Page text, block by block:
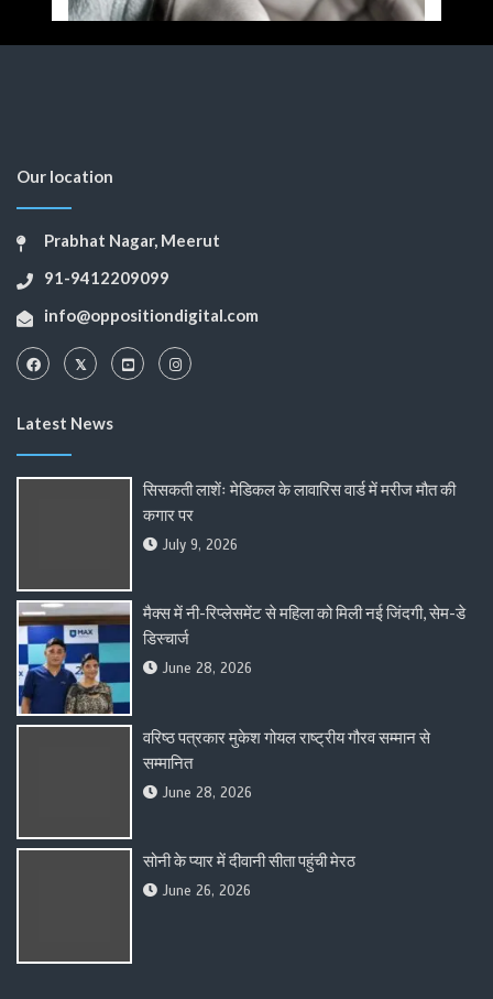
Our location
Prabhat Nagar, Meerut
91-9412209099
info@oppositiondigital.com
Latest News
सिसकती लाशेंः मेडिकल के लावारिस वार्ड में मरीज मौत की
कगार पर
July 9, 2026
मैक्स में नी-रिप्लेसमेंट से महिला को मिली नई जिंदगी, सेम-डे
डिस्चार्ज
June 28, 2026
वरिष्ठ पत्रकार मुकेश गोयल राष्ट्रीय गौरव सम्मान से
सम्मानित
June 28, 2026
सोनी के प्यार में दीवानी सीता पहुंची मेरठ
June 26, 2026